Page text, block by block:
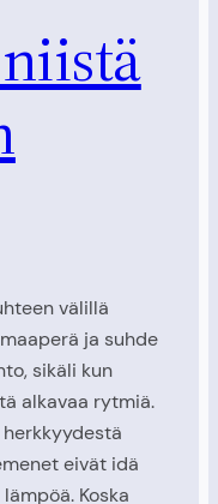
välillä
ja suhde
sikäli kun
alkavaa rytmiä.
eivät idä
Koska